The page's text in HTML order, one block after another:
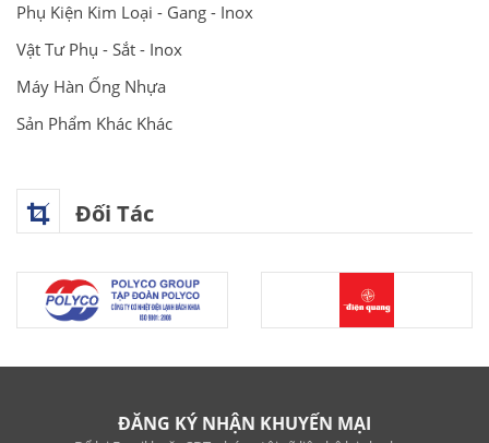
Phụ Kiện Kim Loại - Gang - Inox
Vật Tư Phụ - Sắt - Inox
Máy Hàn Ống Nhựa
Sản Phẩm Khác Khác
Đối Tác
ĐĂNG KÝ NHẬN KHUYẾN MẠI